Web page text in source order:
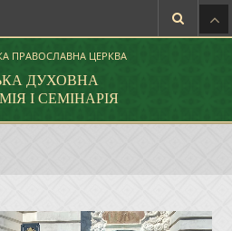
ПРАВОСЛАВНА ЦЕРКВА
ДУХОВНА
І СЕМІНАРІЯ